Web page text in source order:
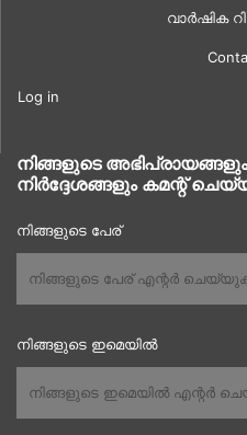
വാർഷിക
Log in
നിങ്ങളുടെ അഭിപ്രായങ്ങളും
നിർദ്ദേശങ്ങളും കമന്റ്
നിങ്ങളുടെ പേര്
നിങ്ങളുടെ ഇമെയിൽ